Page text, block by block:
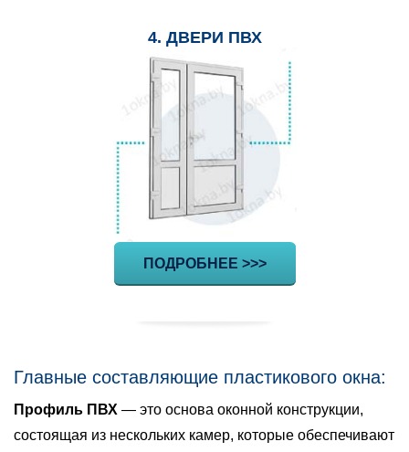
4. ДВЕРИ ПВХ
ПОДРОБНЕЕ >>>
Главные составляющие пластикового окна:
Профиль ПВХ — это основа оконной конструкции,
состоящая из нескольких камер, которые обеспечивают